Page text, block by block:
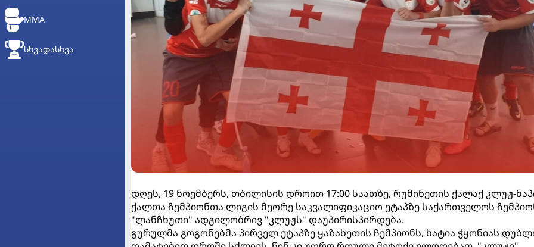
MMA
ᲡᲮᲕᲐᲓᲐᲡᲮᲕᲐ
დღეს, 19 ნოემბერს, თბილისის დროით 17:00 საათზე, რუმინეთის ქალაქ კლუჟ-
ქალთა ჩემპიონთა ლიგის მეორე საკვალიფიკაციო ეტაპზე საქართველოს
"ლანჩხუთი" ადგილობრივ "კლუჟს" დაუპირისპირდება.
გურულმა გოგონებმა პირველ ეტაპზე ყაზახეთის ჩემპიონს, ხატია ჭყონიას